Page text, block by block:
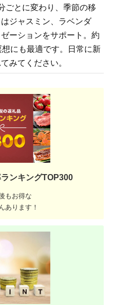
ごとに変わり、季節の移
ジャスミン、ラベンダ
ーションをサポート。約
にも最適です。日常に新
みてください。
ンキングTOP300
もお得な
あります！